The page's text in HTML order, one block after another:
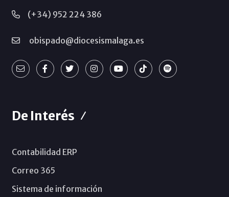
(+34) 952 224 386
obispado@diocesismalaga.es
De Interés
Contabilidad ERP
Correo 365
Sistema de información